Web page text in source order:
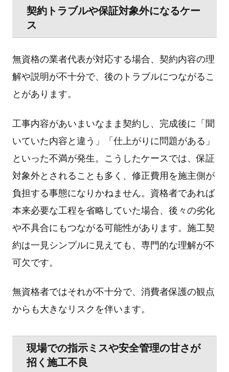
契約トラブルや保証対象外になるケー
ス
無資格の業者代表が対応する場合、契約内容の理
解や説明が不⼗分で、後のトラブルにつながるこ
とがあります。
⼯事内容があいまいなまま契約し、完成後に「聞
いていた内容と違う」「仕上がりに問題がある」
といった不満が発⽣。こうしたケースでは、保証
対象外とされることも多く、修正費⽤を施主側が
負担する事態になりかねません。資格者であれば
本来必要な⼯程を省略していた場合、後々の劣化
や不具合にもつながる可能性があります。施⼯契
約は⼀⾒シンプルに⾒えても、専⾨的な理解が不
可⽋です。
無資格者ではそれが不⼗分で、消費者保護の観点
からも⼤きなリスクを伴います。
現場での指⽰ミスや安全管理の⽢さが
招く施⼯不良